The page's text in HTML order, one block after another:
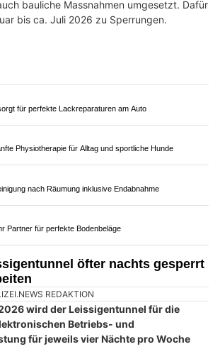
für Prävention und Ereignisbewältigung
wegen
Technik nachts gesperrt